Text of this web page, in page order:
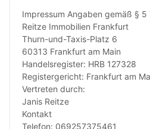
Impressum Angaben gemäß § 5
Reitze Immobilien Frankfurt
Thurn-und-Taxis-Platz 6
60313 Frankfurt am Main
Handelsregister: HRB 127328
Registergericht: Frankfurt am
Vertreten durch:
Janis Reitze
Kontakt
Telefon: 069257375461